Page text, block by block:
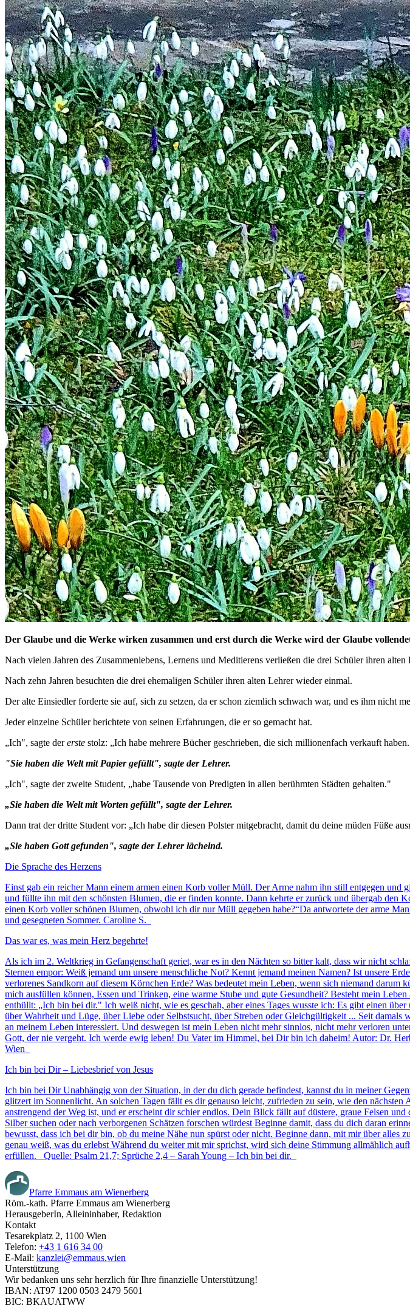
Der Glaube und die Werke wirken zusammen und erst durch die Werke wird der Glaube
Nach vielen Jahren des Zusammenlebens, Lernens und Meditierens verließen die drei Schüler ihren
Nach zehn Jahren besuchten die drei ehemaligen Schüler ihren alten Lehrer wieder einmal.
Der alte Einsiedler forderte sie auf, sich zu setzen, da er schon ziemlich schwach war, und es ihm nicht
Jeder einzelne Schüler berichtete von seinen Erfahrungen, die er so gemacht hat.
„Ich", sagte dererste stolz: „Ich habe mehrere Bücher geschrieben, die sich millionenfach verkauft
"Sie haben die Welt mit Papier gefüllt", sagte der Lehrer.
„Ich", sagte der zweite Student, „habe Tausende von Predigten in allen berühmten Städten gehalten."
„Sie haben die Welt mit Worten gefüllt", sagte der Lehrer.
Dann trat der dritte Student vor: „Ich habe dir diesen Polster mitgebracht, damit du deine müden Füße
„Sie haben Gott gefunden", sagte der Lehrer lächelnd.
Die Sprache des Herzens
Einst gab ein reicher Mann einem armen einen Korb voller Müll. Der Arme nahm ihn still entgegen
und füllte ihn mit den schönsten Blumen, die er finden konnte. Dann kehrte er zurück und übergab
einen Korb voller schönen Blumen, obwohl ich dir nur Müll gegeben habe?“Da antwortete der arme
und gesegneten Sommer. Caroline S.
Das war es, was mein Herz begehrte!
Als ich im 2. Weltkrieg in Gefangenschaft geriet, war es in den Nächten so bitter kalt, dass wir nicht
Sternen empor: Weiß jemand um unsere menschliche Not? Kennt jemand meinen Namen? Ist unsere
verlorenes Sandkorn auf diesem Körnchen Erde? Was bedeutet mein Leben, wenn sich niemand
mich ausfüllen können, Essen und Trinken, eine warme Stube und gute Gesundheit? Besteht mein
enthüllt: „Ich bin bei dir." Ich weiß nicht, wie es geschah, aber eines Tages wusste ich: Es gibt einen
über Wahrheit und Lüge, über Liebe oder Selbstsucht, über Streben oder Gleichgültigkeit ... Seit
an meinem Leben interessiert. Und deswegen ist mein Leben nicht mehr sinnlos, nicht mehr verloren
Gott, der nie vergeht. Ich werde ewig leben! Du Vater im Himmel, bei Dir bin ich daheim! Autor: Dr.
Wien
Ich bin bei Dir – Liebesbrief von Jesus
Ich bin bei Dir Unabhängig von der Situation, in der du dich gerade befindest, kannst du in meiner
glitzert im Sonnenlicht. An solchen Tagen fällt es dir genauso leicht, zufrieden zu sein, wie den
anstrengend der Weg ist, und er erscheint dir schier endlos. Dein Blick fällt auf düstere, graue Felsen
Silber suchen oder nach verborgenen Schätzen forschen würdest Beginne damit, dass du dich daran
bewusst, dass ich bei dir bin, ob du meine Nähe nun spürst oder nicht. Beginne dann, mit mir über
genau weiß, was du erlebst Während du weiter mit mir sprichst, wird sich deine Stimmung allmählich
erfüllen. Quelle: Psalm 21,7; Sprüche 2,4 – Sarah Young – Ich bin bei dir.
Pfarre Emmaus am Wienerberg
Röm.-kath. Pfarre Emmaus am Wienerberg
HerausgeberIn, Alleininhaber, Redaktion
Kontakt
Tesarekplatz 2, 1100 Wien
Telefon: +43 1 616 34 00
E-Mail: kanzlei@emmaus.wien
Unterstützung
Wir bedanken uns sehr herzlich für Ihre finanzielle Unterstützung!
IBAN: AT97 1200 0503 2479 5601
BIC: BKAUATWW